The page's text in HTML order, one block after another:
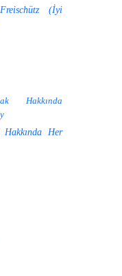
(İyi
Hakkında Her